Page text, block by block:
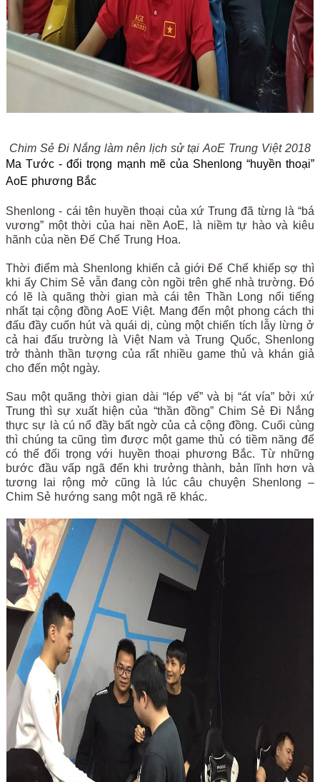
Chim Sẻ Đi Nắng làm nên lịch sử tại AoE Trung Việt 2018
Ma Tước - đối trọng mạnh mẽ của Shenlong “huyền thoại”
AoE phương Bắc
Shenlong - cái tên huyền thoại của xứ Trung đã từng là “bá
vương” một thời của hai nền AoE, là niềm tự hào và kiêu
hãnh của nền Đế Chế Trung Hoa.
Thời điểm mà Shenlong khiến cả giới Đế Chế khiếp sợ thì
khi ấy Chim Sẻ vẫn đang còn ngồi trên ghế nhà trường. Đó
có lẽ là quãng thời gian mà cái tên Thần Long nổi tiếng
nhất tại cộng đồng AoE Việt. Mang đến một phong cách thi
đấu đầy cuốn hút và quái dị, cùng một chiến tích lẫy lừng ở
cả hai đấu trường là Việt Nam và Trung Quốc, Shenlong
trở thành thần tượng của rất nhiều game thủ và khán giả
cho đến một ngày.
Sau một quãng thời gian dài “lép vế” và bị “át vía” bởi xứ
Trung thì sự xuất hiện của “thần đồng” Chim Sẻ Đi Nắng
thực sự là cú nổ đầy bất ngờ của cả cộng đồng. Cuối cùng
thì chúng ta cũng tìm được một game thủ có tiềm năng để
có thể đối trọng với huyền thoại phương Bắc. Từ những
bước đầu vấp ngã đến khi trưởng thành, bản lĩnh hơn và
tương lai rộng mở cũng là lúc câu chuyện Shenlong –
Chim Sẻ hướng sang một ngã rẽ khác.